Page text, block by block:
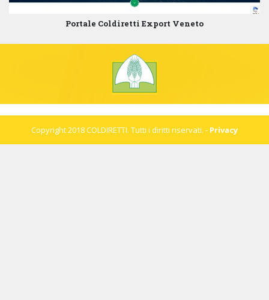
Portale Coldiretti Export Veneto
Copyright 2018 COLDIRETTI. Tutti i diritti riservati. - Privacy